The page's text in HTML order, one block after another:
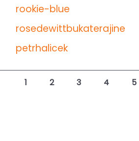
rookie-blue
rosedewittbukaterajine
petrhalicek
1 2 3 4 5